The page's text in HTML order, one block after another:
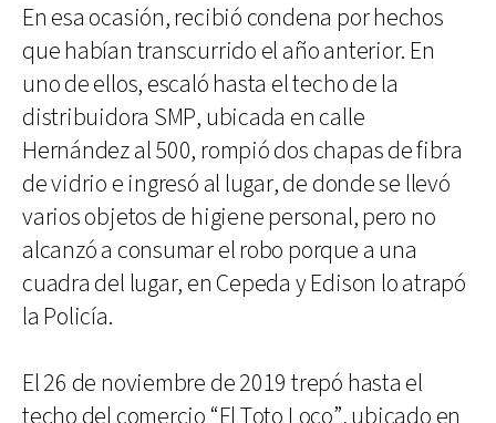
En esa ocasión, recibió condena por hechos
que habían transcurrido el año anterior. En
uno de ellos, escaló hasta el techo de la
distribuidora SMP, ubicada en calle
Hernández al 500, rompió dos chapas de fibra
de vidrio e ingresó al lugar, de donde se llevó
varios objetos de higiene personal, pero no
alcanzó a consumar el robo porque a una
cuadra del lugar, en Cepeda y Edison lo atrapó
la Policía.
El 26 de noviembre de 2019 trepó hasta el
techo del comercio “El Toto Loco”, ubicado en